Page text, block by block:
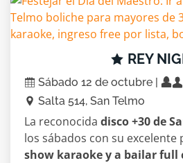
REY
Sábado 12 de octubre |
Salta 514, San Telmo
La reconocida disco +30 de
los sábados con su excelente
show karaoke y a bailar full